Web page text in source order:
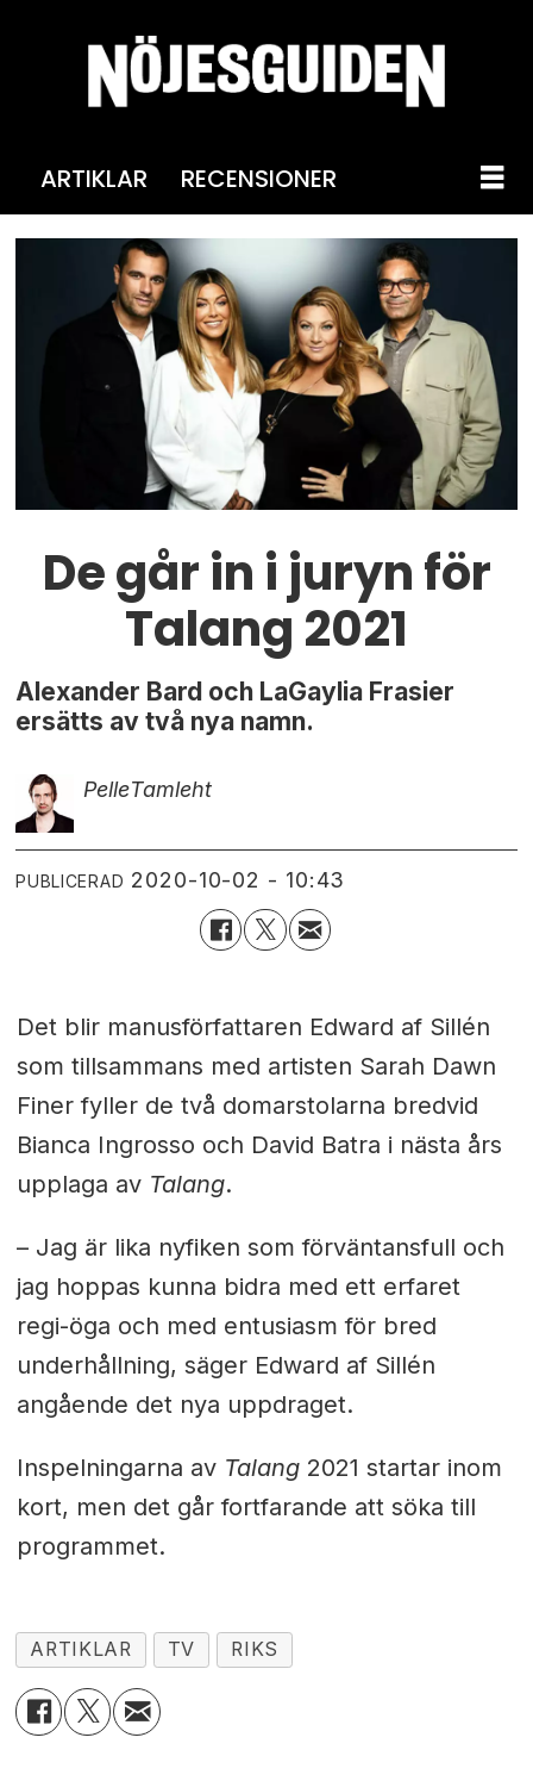
ARTIKLAR RECENSIONER
De går in i juryn för
Talang 2021
Alexander Bard och LaGaylia Frasier
ersätts av två nya namn.
PelleTamleht
PUBLICERAD 2020-10-02 - 10:43
Det blir manusförfattaren Edward af Sillén
som tillsammans med artisten Sarah Dawn
Finer fyller de två domarstolarna bredvid
Bianca Ingrosso och David Batra i nästa års
upplaga av Talang.
– Jag är lika nyfiken som förväntansfull och
jag hoppas kunna bidra med ett erfaret
regi-öga och med entusiasm för bred
underhållning, säger Edward af Sillén
angående det nya uppdraget.
Inspelningarna av Talang2021 startar inom
kort, men det går fortfarande att söka till
programmet.
ARTIKLAR TV RIKS